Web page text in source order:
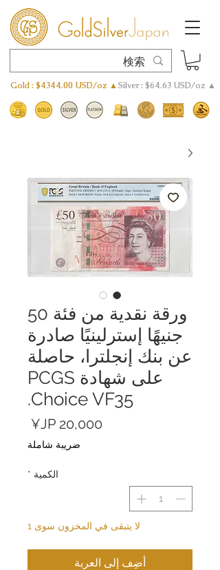
Gold : $4344.00 USD/oz ▲Silver : $64.63 USD/oz ▲
ورقة نقدية من فئة 50
جنيهًا إسترلينيًا صادرة
عن بنك إنجلترا، حاصلة
على شهادة PCGS
Choice VF35.
ضريبة شاملة
الكمية *
لا يتبقى في المخزون سوى 1
أضِف إلى العربة